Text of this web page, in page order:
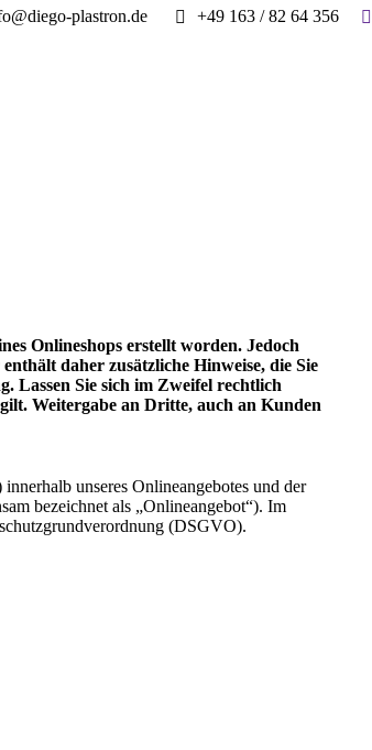
plastron.de +49 163 / 82 64 356
Onlineshops erstellt worden. Jedoch
daher zusätzliche Hinweise, die Sie
Lassen Sie sich im Zweifel rechtlich
Weitergabe an Dritte, auch an Kunden
unseres Onlineangebotes und der
bezeichnet als „Onlineangebot“). Im
(DSGVO).